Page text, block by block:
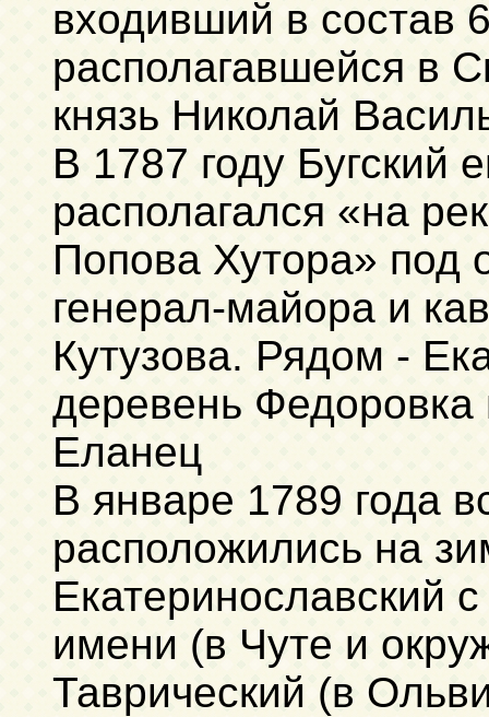
входивший в состав
располагавшейся в
князь Николай
В 1787 году Бугский
располагался «на
Попова Хутора»
генерал-майора и
Кутузова. Рядом -
деревень Федоровка
Еланец
В январе 1789 года
расположились на
Екатеринославский
имени (в Чуте и
Таврический (в